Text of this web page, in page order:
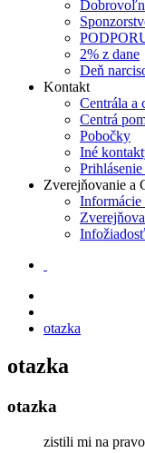
2% z dane
Deň
Kontakt
Centrála a
Centrá
Pobočky
Iné
Zverejňovanie a
Informácie
Infožiadosť
otazka
otazka
otazka
zistili mi na